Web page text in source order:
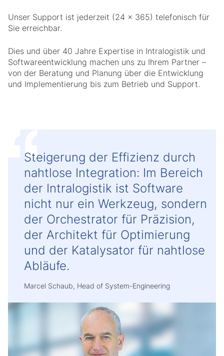
Unser Support ist jederzeit (24 x 365) telefonisch für
Sie erreichbar.
Dies und über 40 Jahre Expertise in Intralogistik und
Softwareentwicklung machen uns zu Ihrem Partner –
von der Beratung und Planung über die Entwicklung
und Implementierung bis zum Betrieb und Support.
Steigerung der Effizienz durch
nahtlose Integration: Im Bereich
der Intralogistik ist Software
nicht nur ein Werkzeug, sondern
der Orchestrator für Präzision,
der Architekt für Optimierung
und der Katalysator für nahtlose
Abläufe.
Marcel Schaub, Head of System-Engineering